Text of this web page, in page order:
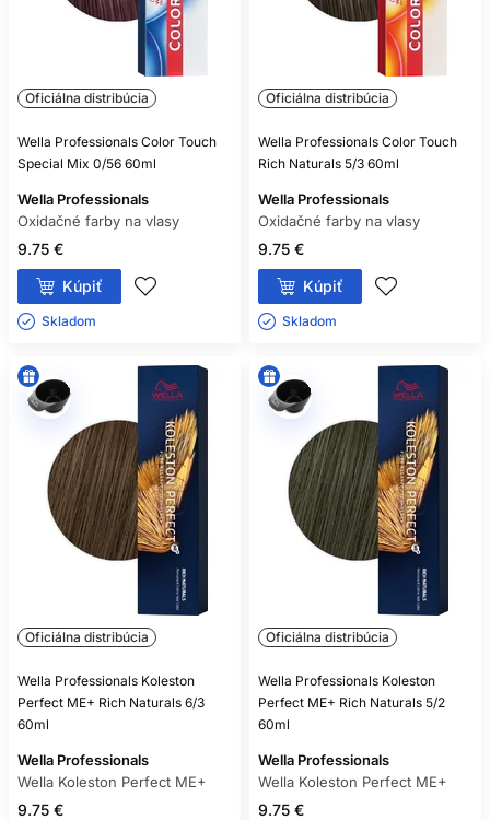
Oficiálna distribúcia
Wella Professionals Color Touch
Special Mix 0/56 60ml
Wella Professionals
Oxidačné farby na vlasy
9.75 €
Kúpiť
Skladom ㅤ
Oficiálna distribúcia
Wella Professionals Color Touch
Rich Naturals 5/3 60ml
Wella Professionals
Oxidačné farby na vlasy
9.75 €
Kúpiť
Skladom ㅤ
Oficiálna distribúcia
Wella Professionals Koleston
Perfect ME+ Rich Naturals 6/3
60ml
Wella Professionals
Wella Koleston Perfect ME+
9.75 €
Oficiálna distribúcia
Wella Professionals Koleston
Perfect ME+ Rich Naturals 5/2
60ml
Wella Professionals
Wella Koleston Perfect ME+
9.75 €